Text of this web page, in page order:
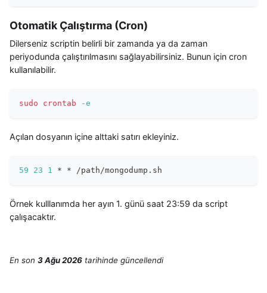
Otomatik Çalıştırma (Cron)
Dilerseniz scriptin belirli bir zamanda ya da zaman
periyodunda çalıştırılmasını sağlayabilirsiniz. Bunun için cron
kullanılabilir.
sudo crontab -e
Açılan dosyanın içine alttaki satırı ekleyiniz.
59 23 1 * * /path/mongodump.sh
Örnek kulllanımda her ayın 1. günü saat 23:59 da script
çalışacaktır.
En son 3 Ağu 2026 tarihinde güncellendi